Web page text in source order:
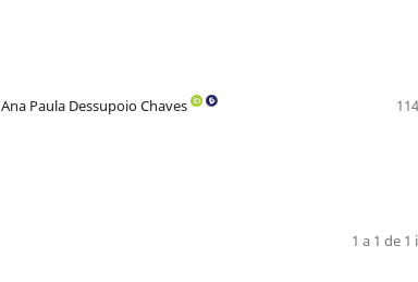
Ana Paula Dessupoio Chaves
1 a 1 de 1